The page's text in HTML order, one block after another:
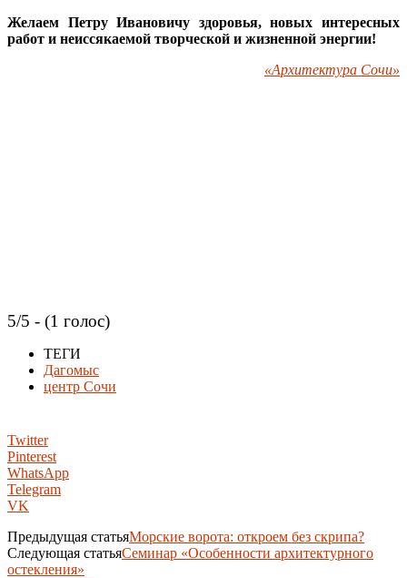
Желаем Петру Ивановичу здоровья, новых интересных
работ и неиссякаемой творческой и жизненной энергии!
«Архитектура Сочи»
5/5 - (1 голос)
ТЕГИ
Дагомыс
центр Сочи
Twitter
Pinterest
WhatsApp
Telegram
VK
Предыдущая статьяМорские ворота: откроем без скрипа?
Следующая статьяCеминар «Особенности архитектурного
остекления»